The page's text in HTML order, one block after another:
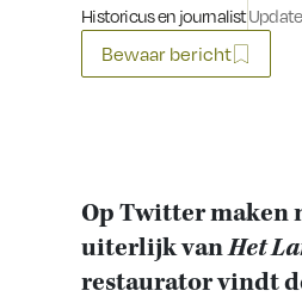
Historicus en journalist
Bewaar bericht
Op Twitter maken
uiterlijk vanHet
restaurator vindt